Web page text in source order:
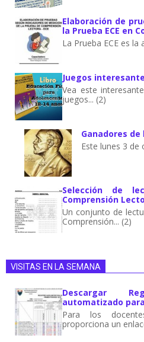
Elaboración de
la Prueba ECE en
La Prueba ECE es la
Juegos
Vea este
juegos... (2)
Ganadores de
Este lunes 3 de
Selección de
Comprensión
Un conjunto de
Comprensión... (2)
VISITAS EN LA SEMANA
Descargar
automatizado
Para los
proporciona un